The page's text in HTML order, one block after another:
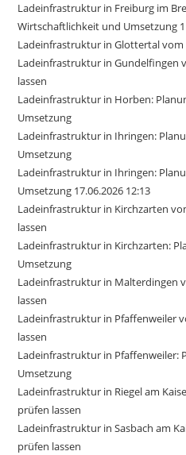
Ladeinfrastruktur in Freiburg im
Wirtschaftlichkeit und Umsetzung
Ladeinfrastruktur in Glottertal
Ladeinfrastruktur in Gundelfingen
lassen
Ladeinfrastruktur in Horben:
Umsetzung
Ladeinfrastruktur in Ihringen:
Umsetzung
Ladeinfrastruktur in Ihringen:
Umsetzung 17.06.2026 12:13
Ladeinfrastruktur in Kirchzarten
lassen
Ladeinfrastruktur in Kirchzarten:
Umsetzung
Ladeinfrastruktur in Malterdingen
lassen
Ladeinfrastruktur in Pfaffenweiler
lassen
Ladeinfrastruktur in Pfaffenweiler:
Umsetzung
Ladeinfrastruktur in Riegel am
prüfen lassen
Ladeinfrastruktur in Sasbach am
prüfen lassen